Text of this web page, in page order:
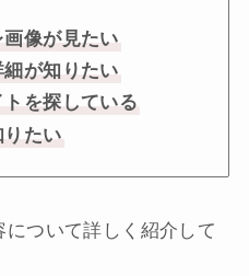
像が見たい
が知りたい
を探している
たい
ついて詳しく紹介して